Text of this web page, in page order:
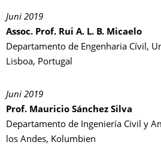
Juni 2019
Assoc. Prof. Rui A. L. B. Micaelo
Departamento de Engenharia Cívil,
Lisboa, Portugal
Juni 2019
Prof. Mauricio Sánchez Silva
Departamento de Ingeniería Civil y
los Andes, Kolumbien